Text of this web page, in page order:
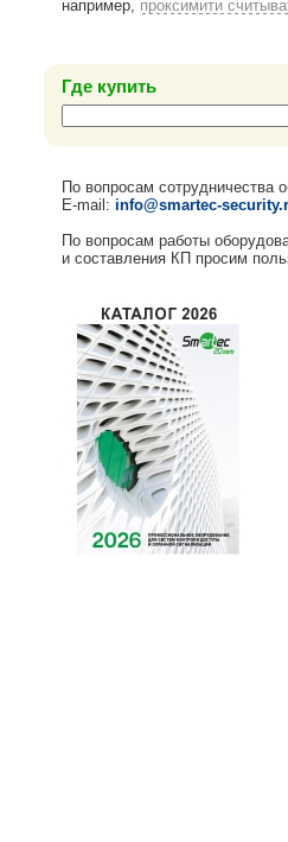
например, проксимити
Где купить
По вопросам сотрудничества
E-mail: info@smartec-
По вопросам работы
и составления КП просим